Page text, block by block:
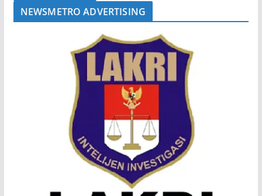
NEWSMETRO ADVERTISING